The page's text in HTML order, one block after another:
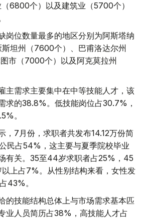
6800个）以及建筑业（5700个）
岗位数量最多的地区分别为阿斯塔纳
坦州（7600个）、巴甫洛达尔州
图市（7000个）以及阿克莫拉州
主需求主要集中在中等技能人才，该
求的38.8%。低技能岗位占30.7%，
。
，7月份，求职者共发布14.12万份简
民占54%，这主要与夏季院校毕业
有关。35至44岁求职者占25%，45
上占7%。从性别结构来看，女性发
43%。
的技能结构总体上与市场需求基本匹
业人员简历占38%，高技能人才占